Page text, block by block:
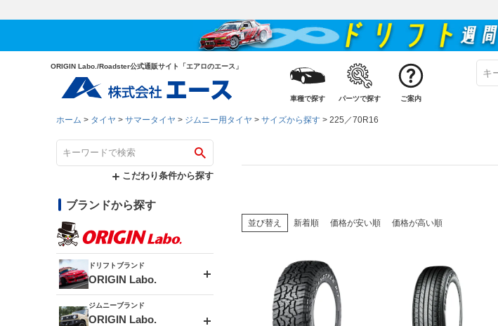
ORIGIN Labo./Roadster公式通販サイト「エアロのエース」
車種で探す パーツで探す ご案内
ホーム タイヤ サマータイヤ ジムニー用タイヤ サイズから探す 225／70R16
こだわり条件から探す
ブランドから探す
ドリフトブランド
ORIGIN Labo.
エアロシリーズ
ジムニーブランド
ORIGIN Labo.
並び替え 新着順 価格が安い順 価格が高い順